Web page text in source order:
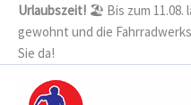
Zum
Inhalt
springen
Urlaubszeit! 🏖️ Bis zum 11.08.
gewohnt und die
Sie da!